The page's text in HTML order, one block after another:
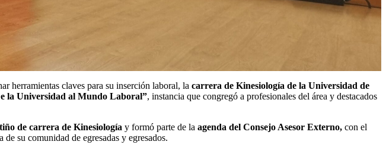
herramientas claves para su inserción laboral, la carrera de Kinesiología de la Universidad de
la Universidad al Mundo Laboral”, instancia que congregó a profesionales del área y destacados
de carrera de Kinesiología y formó parte de la agenda del Consejo Asesor Externo, con el
su comunidad de egresadas y egresados.